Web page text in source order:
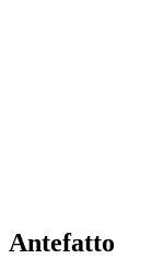
Antefatto